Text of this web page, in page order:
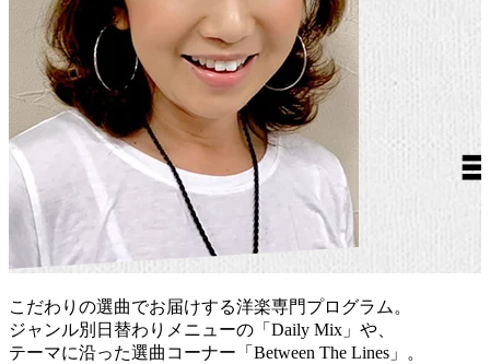
こだわりの選曲でお届けする洋楽専門プログラム。
ジャンル別日替わりメニューの「Daily Mix」や、
テーマに沿った選曲コーナー「Between The Lines」。